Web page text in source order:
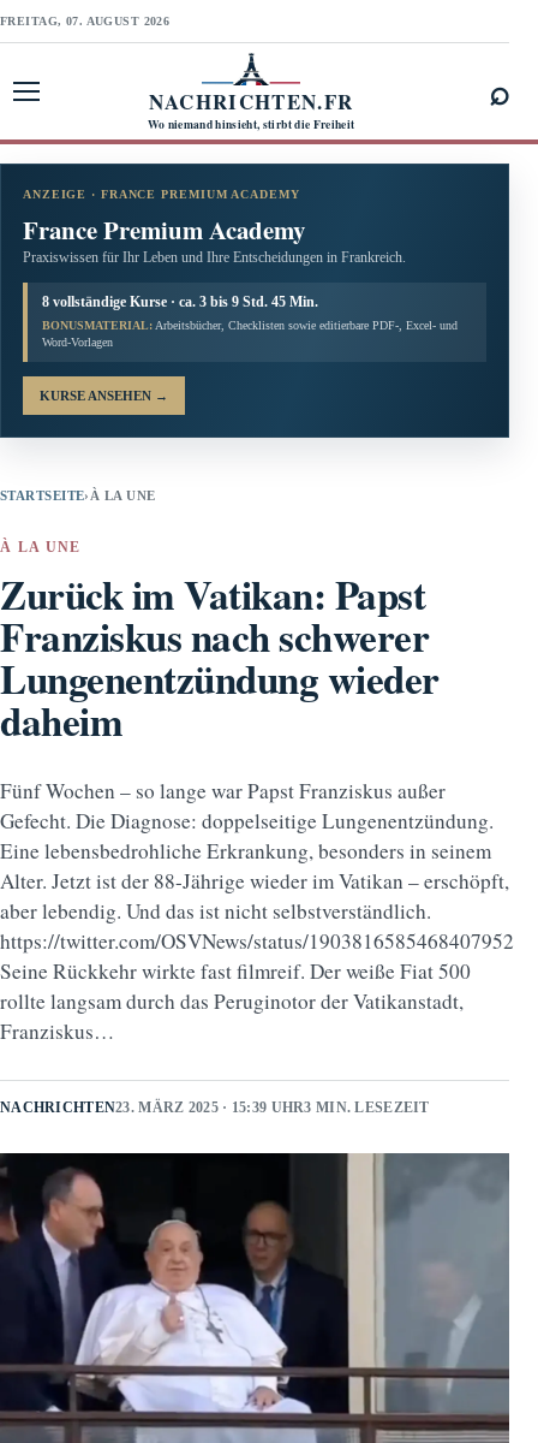
FREITAG, 07. AUGUST 2026
NACHRICHTEN.FR
Wo niemand hinsieht, stirbt die Freiheit
⌕
ANZEIGE · FRANCE PREMIUM ACADEMY
France Premium Academy
Praxiswissen für Ihr Leben und Ihre Entscheidungen in Frankreich.
8 vollständige Kurse · ca. 3 bis 9 Std. 45 Min.
BONUSMATERIAL: Arbeitsbücher, Checklisten sowie editierbare PDF-, Excel- und
Word-Vorlagen
KURSE ANSEHEN →
STARTSEITE› À LA UNE
À LA UNE
Zurück im Vatikan: Papst
Franziskus nach schwerer
Lungenentzündung wieder
daheim
Fünf Wochen – so lange war Papst Franziskus außer
Gefecht. Die Diagnose: doppelseitige Lungenentzündung.
Eine lebensbedrohliche Erkrankung, besonders in seinem
Alter. Jetzt ist der 88-Jährige wieder im Vatikan – erschöpft,
aber lebendig. Und das ist nicht selbstverständlich.
https://twitter.com/OSVNews/status/1903816585468407952
Seine Rückkehr wirkte fast filmreif. Der weiße Fiat 500
rollte langsam durch das Peruginotor der Vatikanstadt,
Franziskus…
NACHRICHTEN23. MÄRZ 2025 · 15:39 UHR3 MIN. LESEZEIT